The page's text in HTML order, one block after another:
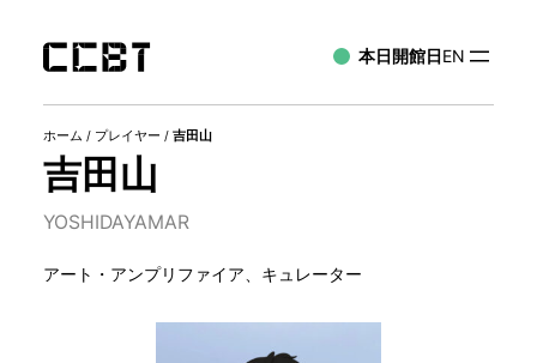
本日開館日EN
ホーム / プレイヤー / 吉田山
吉田山
YOSHIDAYAMAR
アート・アンプリファイア、キュレーター